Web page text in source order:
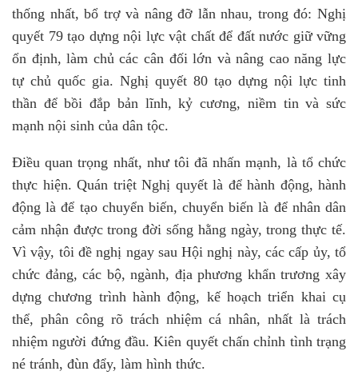
thống nhất, bổ trợ và nâng đỡ lẫn nhau, trong đó: Nghị
quyết 79 tạo dựng nội lực vật chất để đất nước giữ vững
ổn định, làm chủ các cân đối lớn và nâng cao năng lực
tự chủ quốc gia. Nghị quyết 80 tạo dựng nội lực tinh
thần để bồi đắp bản lĩnh, kỷ cương, niềm tin và sức
mạnh nội sinh của dân tộc.
Điều quan trọng nhất, như tôi đã nhấn mạnh, là tổ chức
thực hiện. Quán triệt Nghị quyết là để hành động, hành
động là để tạo chuyển biến, chuyển biến là để nhân dân
cảm nhận được trong đời sống hằng ngày, trong thực tế.
Vì vậy, tôi đề nghị ngay sau Hội nghị này, các cấp ủy, tổ
chức đảng, các bộ, ngành, địa phương khẩn trương xây
dựng chương trình hành động, kế hoạch triển khai cụ
thể, phân công rõ trách nhiệm cá nhân, nhất là trách
nhiệm người đứng đầu. Kiên quyết chấn chỉnh tình trạng
né tránh, đùn đẩy, làm hình thức.